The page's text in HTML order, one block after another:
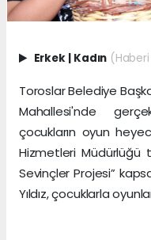
Erkek | Kadın
Toroslar Belediye
Mahallesi'nde
çocukların oyun
Hizmetleri Müdürlüğü
Sevinçler Projesi”
Yıldız, çocuklarla